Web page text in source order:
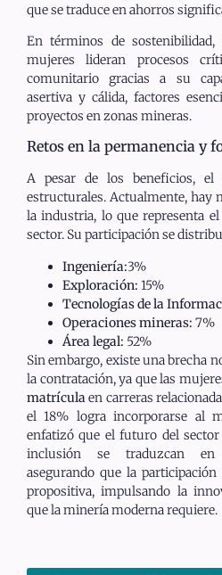
que se traduce en ahorros
En términos de sostenibilidad,
mujeres lideran procesos
comunitario gracias a su
asertiva y cálida, factores
proyectos en zonas mineras.
Retos en la permanencia y
A pesar de los beneficios, el
estructurales. Actualmente, hay
la industria, lo que representa el
sector. Su participación se
Ingeniería:3%
Exploración: 15%
Tecnologías de la
Operaciones mineras: 7%
Área legal: 52%
Sin embargo, existe una brecha
la contratación, ya que las
matrículaen carreras
el 18% logra incorporarse al
enfatizó que el futuro del
inclusión se traduzcan en
asegurando que la
propositiva, impulsando la
que la minería moderna requiere.